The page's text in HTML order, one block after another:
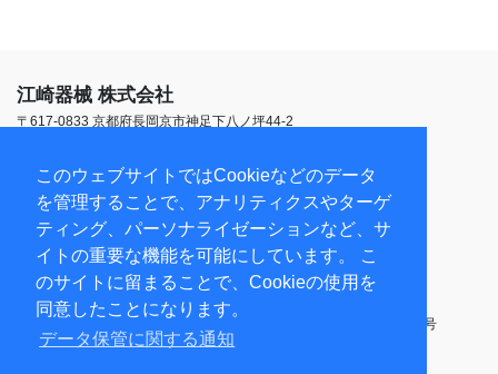
このウェブサイトではCookieなどのデータ
を管理することで、アナリティクスやターゲ
ティング、パーソナライゼーションなど、サ
イトの重要な機能を可能にしています。 こ
のサイトに留まることで、Cookieの使用を
同意したことになります。
データ保管に関する通知
江崎器械 株式会社
〒617-0833 京都府長岡京市神足下八ノ坪44-2
受付時間 平日9:00~18:00
第三種医療機器製造販売業（京都本社）26B3X00021
第三種医療機器製造業（京都本社）26BY006006
医療機器修理業（京都本社）26BS200097
医療機器修理業（東京営業所）13BS201366
高度管理医療機器等販売業・貸与業（京都本社）乙訓第90017号
高度管理医療機器等販売業・貸与業（東京営業所）19江衛薬01第14号
古物商許可 京都府公安委員会 第612219810019号